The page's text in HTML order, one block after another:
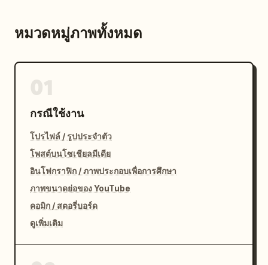
หมวดหมู่ภาพทั้งหมด
กรณีใช้งาน
โปรไฟล์ / รูปประจำตัว
โพสต์บนโซเชียลมีเดีย
อินโฟกราฟิก / ภาพประกอบเพื่อการศึกษา
ภาพขนาดย่อของ YouTube
คอมิก / สตอรี่บอร์ด
ดูเพิ่มเติม